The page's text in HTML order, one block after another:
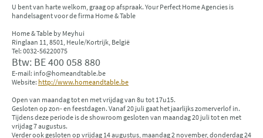
U bent van harte welkom, graag op afspraak. Your Perfect Home Agencies is
handelsagent voor de firma Home & Table
Home & Table by Meyhui
Ringlaan 11, 8501, Heule/Kortrijk, België
Tel: 0032-56220075
Btw: BE 400 058 880
E-mail: info@homeandtable.be
Website: http://www.homeandtable.be
Open van maandag tot en met vrijdag van 8u tot 17u15.
Gesloten op zon- en feestdagen. Vanaf 20 juli gaat het jaarlijks zomerverlof in.
Tijdens deze periode is de showroom gesloten van maandag 20 juli tot en met
vrijdag 7 augustus.
Verder ook gesloten op vrijdag 14 augustus, maandag 2 november, donderdag 24